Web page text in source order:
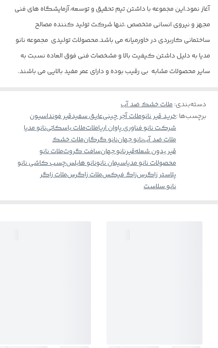
آغاز نمود.این مجموعه با داشتن تیم تحقیق و توسعه،آزمایشگاه های فنی
مجهز و نیروی انسانی متخصص ،تنها شرکت تولید کننده مصالح
ساختمانی کاربردی در خاورمیانه می باشد.محصولات تولیدی مجموعه نانو
مدیا به دلیل داشتن کیفیت بالا و مشخصات فنی فوق العاده نسبت به
سایر محصولات مشابه بی رقیب بوده و دارای عمر مفید بالایی می باشند.
دسته‌بندی:ملات خشک ضد آب
برچسب‌ها :خرید قیر نانوملات آجر چینیعایق سفیدقیر فونداسیون
شرکت نانو فناوری پاوان اریاملاتملات باسکاتینانو مدیا
ملات ضد آبنانو جهاننانو گرگانملات خشک
قیر بدون شعلهقیرنانو جهانسافت گروتملات نانو
محصولات نانو مدیاسیمان نانونانو هابلسچسب کاشی نانو
پلاستر زاگرسزاگ فیکسملات زاگرسملات زاگر
نانو سلاست